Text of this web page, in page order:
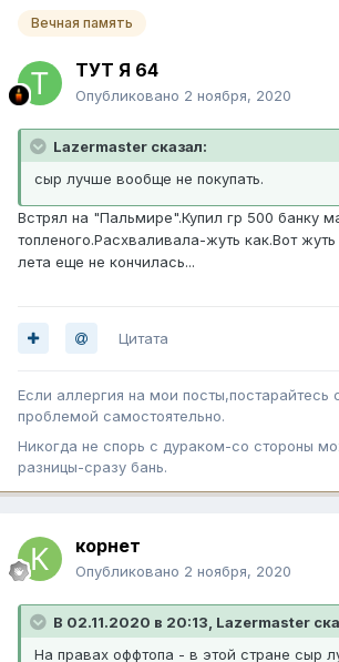
Вечная память
ТУТ Я 64
Опубликовано 2 ноября, 2020
Lazermaster сказал:
сыр лучше вообще не покупать.
Встрял на "Пальмире".Купил гр 500 банку
топленого.Расхваливала-жуть как.Вот
лета еще не кончилась...
Цитата
Если аллергия на мои посты,постарайтесь
проблемой самостоятельно.
Никогда не спорь с дураком-со стороны
разницы-сразу бань.
корнет
Опубликовано 2 ноября, 2020
В 02.11.2020 в 20:13, Lazermaster
На правах оффтопа - в этой стране сыр